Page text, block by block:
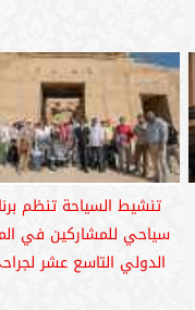
تنشيط السياحة تنظم
سياحي للمشاركين في
الدولي التاسع عشر